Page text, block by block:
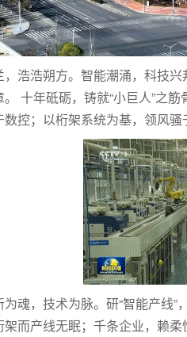
，浩浩朔方。智能潮涌，科技
十年砥砺，铸就“小巨人”之
控；以桁架系统为基，领风骚
魂，技术为脉。研“智能产线”
架而产线无眠；千条企业，赖